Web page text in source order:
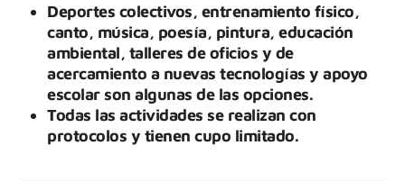
Deportes colectivos, entrenamiento físico,
canto, música, poesía, pintura, educación
ambiental, talleres de oficios y de
acercamiento a nuevas tecnologías y apoyo
escolar son algunas de las opciones.
Todas las actividades se realizan con
protocolos y tienen cupo limitado.